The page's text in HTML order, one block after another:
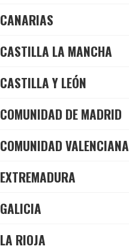
CANARIAS
CASTILLA LA MANCHA
CASTILLA Y LEÓN
COMUNIDAD DE MADRID
COMUNIDAD VALENCIANA
EXTREMADURA
GALICIA
LA RIOJA